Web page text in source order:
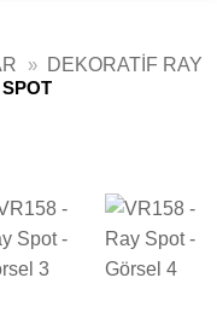
» DEKORATIF RAY